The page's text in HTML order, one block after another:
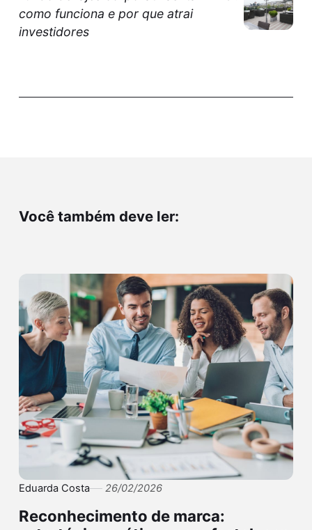
como funciona e por que atrai
investidores
Você também deve ler:
Eduarda Costa 26/02/2026
Reconhecimento de marca: